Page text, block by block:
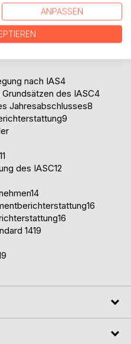
nach IAS4
des IASC4
Jahresabschlusses8
des IASC12
1419
ANPASSEN